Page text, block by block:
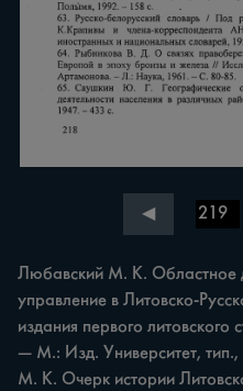
◀
Любавский М. К. Областное
управление в Литовско-
издания первого литовского
— М.: Изд. Университет,
М. К. Очерк истории